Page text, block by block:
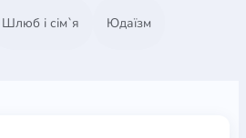
Шлюб і сім`я Юдаїзм